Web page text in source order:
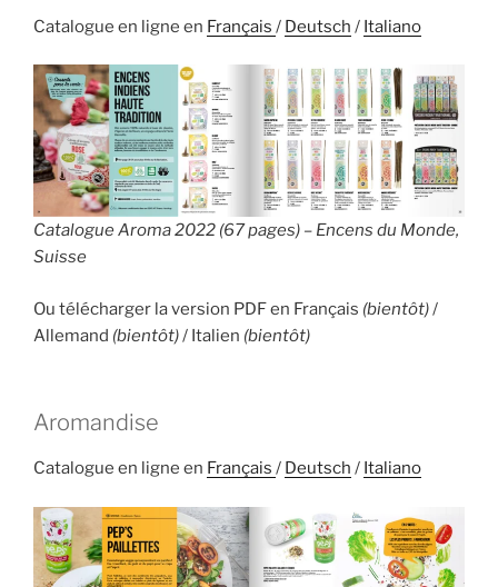
Catalogue en ligne en Français / Deutsch / Italiano
Catalogue Aroma 2022 (67 pages) – Encens du Monde,
Suisse
Ou télécharger la version PDF en Français (bientôt)/
Allemand (bientôt)/ Italien (bientôt)
Aromandise
Catalogue en ligne en Français / Deutsch / Italiano